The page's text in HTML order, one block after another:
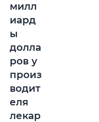
милл
иард
ы
долла
ров у
произ
водит
еля
лекар